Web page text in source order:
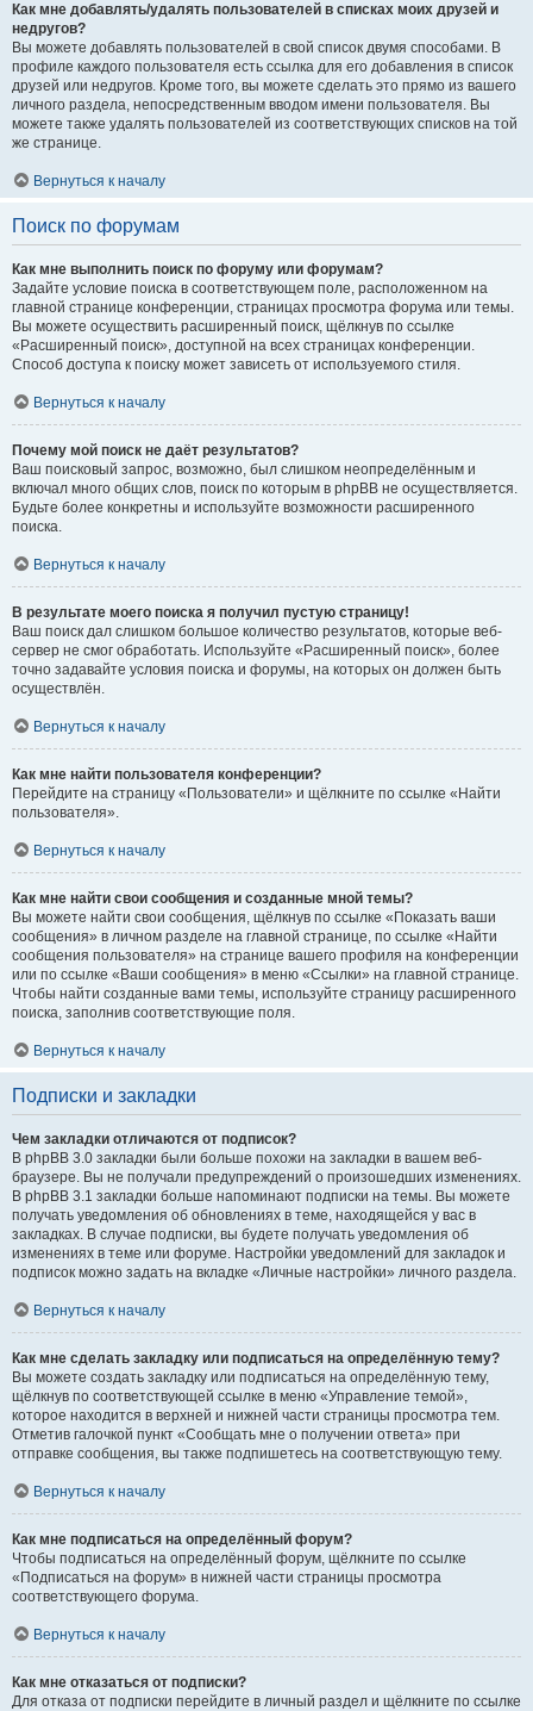
Как мне добавлять/удалять пользователей в списках моих друзей и
недругов?
Вы можете добавлять пользователей в свой список двумя способами. В
профиле каждого пользователя есть ссылка для его добавления в список
друзей или недругов. Кроме того, вы можете сделать это прямо из вашего
личного раздела, непосредственным вводом имени пользователя. Вы
можете также удалять пользователей из соответствующих списков на той
же странице.
Вернуться к началу
Поиск по форумам
Как мне выполнить поиск по форуму или форумам?
Задайте условие поиска в соответствующем поле, расположенном на
главной странице конференции, страницах просмотра форума или темы.
Вы можете осуществить расширенный поиск, щёлкнув по ссылке
«Расширенный поиск», доступной на всех страницах конференции.
Способ доступа к поиску может зависеть от используемого стиля.
Вернуться к началу
Почему мой поиск не даёт результатов?
Ваш поисковый запрос, возможно, был слишком неопределённым и
включал много общих слов, поиск по которым в phpBB не осуществляется.
Будьте более конкретны и используйте возможности расширенного
поиска.
Вернуться к началу
В результате моего поиска я получил пустую страницу!
Ваш поиск дал слишком большое количество результатов, которые веб-
сервер не смог обработать. Используйте «Расширенный поиск», более
точно задавайте условия поиска и форумы, на которых он должен быть
осуществлён.
Вернуться к началу
Как мне найти пользователя конференции?
Перейдите на страницу «Пользователи» и щёлкните по ссылке «Найти
пользователя».
Вернуться к началу
Как мне найти свои сообщения и созданные мной темы?
Вы можете найти свои сообщения, щёлкнув по ссылке «Показать ваши
сообщения» в личном разделе на главной странице, по ссылке «Найти
сообщения пользователя» на странице вашего профиля на конференции
или по ссылке «Ваши сообщения» в меню «Ссылки» на главной странице.
Чтобы найти созданные вами темы, используйте страницу расширенного
поиска, заполнив соответствующие поля.
Вернуться к началу
Подписки и закладки
Чем закладки отличаются от подписок?
В phpBB 3.0 закладки были больше похожи на закладки в вашем веб-
браузере. Вы не получали предупреждений о произошедших изменениях.
В phpBB 3.1 закладки больше напоминают подписки на темы. Вы можете
получать уведомления об обновлениях в теме, находящейся у вас в
закладках. В случае подписки, вы будете получать уведомления об
изменениях в теме или форуме. Настройки уведомлений для закладок и
подписок можно задать на вкладке «Личные настройки» личного раздела.
Вернуться к началу
Как мне сделать закладку или подписаться на определённую тему?
Вы можете создать закладку или подписаться на определённую тему,
щёлкнув по соответствующей ссылке в меню «Управление темой»,
которое находится в верхней и нижней части страницы просмотра тем.
Отметив галочкой пункт «Сообщать мне о получении ответа» при
отправке сообщения, вы также подпишетесь на соответствующую тему.
Вернуться к началу
Как мне подписаться на определённый форум?
Чтобы подписаться на определённый форум, щёлкните по ссылке
«Подписаться на форум» в нижней части страницы просмотра
соответствующего форума.
Вернуться к началу
Как мне отказаться от подписки?
Для отказа от подписки перейдите в личный раздел и щёлкните по ссылке